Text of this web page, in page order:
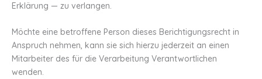
Erklärung — zu verlangen.
Möchte eine betroffene Person dieses Berichtigungsrecht in
Anspruch nehmen, kann sie sich hierzu jederzeit an einen
Mitarbeiter des für die Verarbeitung Verantwortlichen
wenden.